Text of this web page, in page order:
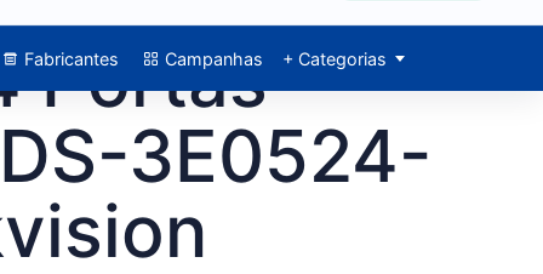
Fabricantes Campanhas + Categorias
Portas
3E0524-